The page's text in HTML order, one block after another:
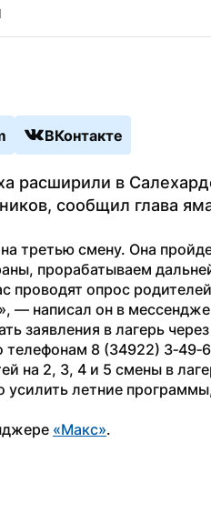
ВКонтакте
расширили в
сообщил глава
третью смену. Она
прорабатываем
проводят опрос
— написал он в
заявления в лагерь
8 (34922)
на 2, 3, 4 и 5 смены в
усилить летние
«Макс».